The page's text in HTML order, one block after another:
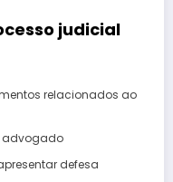
judicial
relacionados ao
advogado
defesa